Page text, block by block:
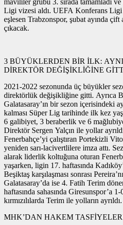
Ligi vizesi aldı. UEFA Konferans
eşlesen Trabzonspor, şubat ayında
çıkacak.
3 BÜYÜKLERDEN BİR İLK:
DİREKTÖR DEĞİŞİKLİĞİNE
2021-2022 sezonunda üç büyükler
direktörlük değişikliğine gitti. Ayrıca
Galatasaray’ın bir sezon içerisindeki
kalması Süper Lig tarihinde ilk kez
6 galibiyet, 3 beraberlik ve 6
Direktör Sergen Yalçın ile yollar
Fenerbahçe’yi çalıştıran Portekizli
yeniden sarı-lacivertlilere imza attı.
alarak liderlik koltuğuna oturan
yaşarken, ligin 17. haftasında
Beşiktaş karşılaşması sonrası
Galatasaray’da ise 4. Fatih Terim
haftasında sahasında Giresunspor’a
kırmızılılarda Terim ile yolların ayrıldı.
MHK’DAN HAKEM